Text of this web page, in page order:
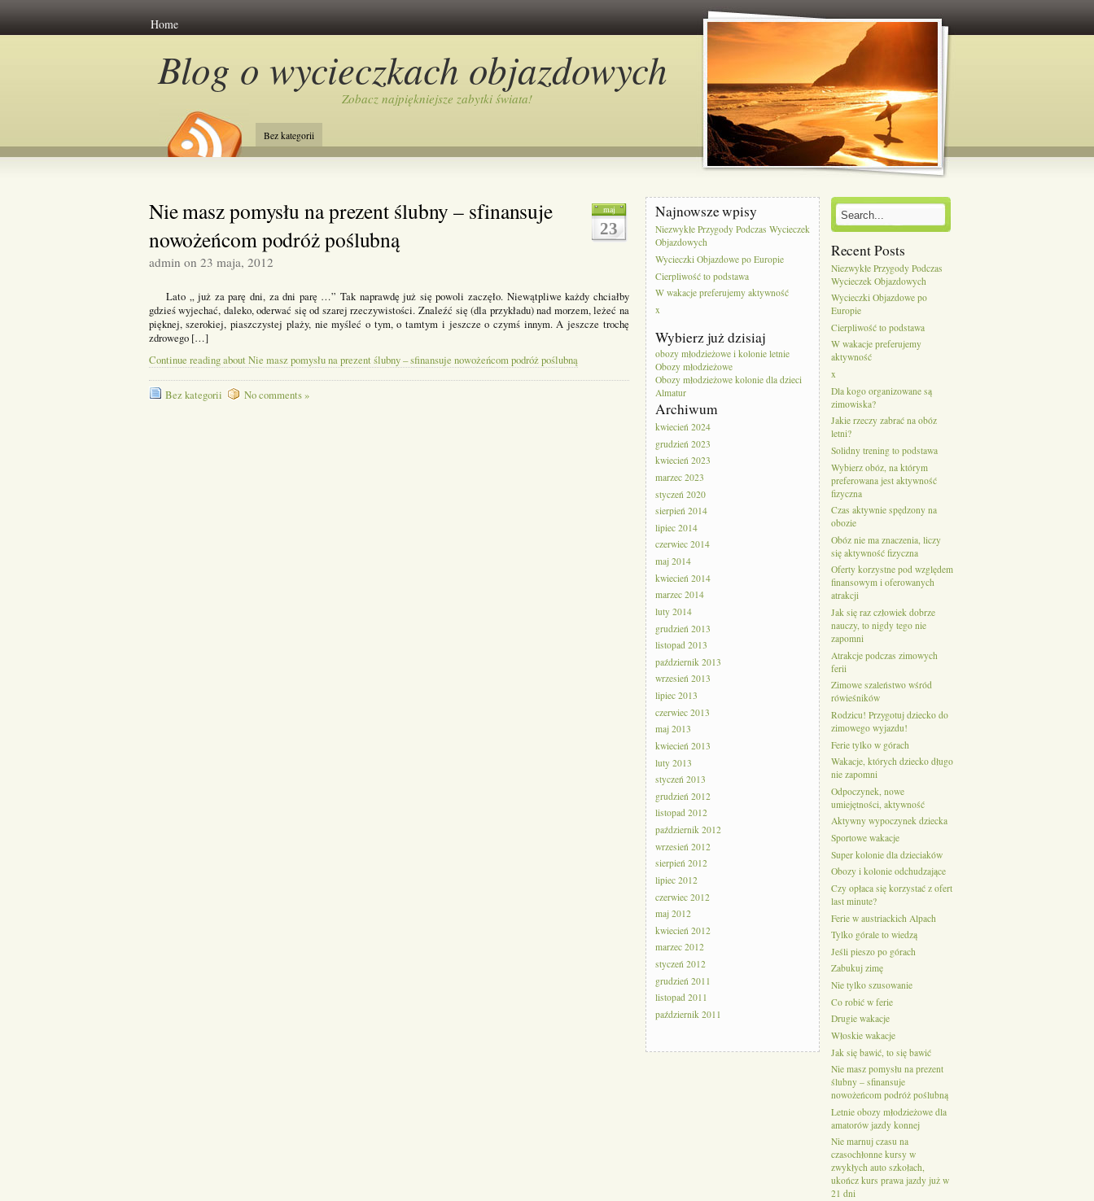
Home
Blog o wycieczkach objazdowych
Zobacz najpiękniejsze zabytki świata!
Bez kategorii
maj
23
Nie masz pomysłu na prezent ślubny – sfinansuje
nowożeńcom podróż poślubną
admin on 23 maja, 2012
Lato „ już za parę dni, za dni parę …” Tak naprawdę już się powoli zaczęło. Niewątpliwe każdy chciałby
gdzieś wyjechać, daleko, oderwać się od szarej rzeczywistości. Znaleźć się (dla przykładu) nad morzem, leżeć na
pięknej, szerokiej, piaszczystej plaży, nie myśleć o tym, o tamtym i jeszcze o czymś innym. A jeszcze trochę
zdrowego […]
Continue reading about Nie masz pomysłu na prezent ślubny – sfinansuje nowożeńcom podróż poślubną
Bez kategorii No comments »
Najnowsze wpisy
Niezwykłe Przygody Podczas Wycieczek
Objazdowych
Wycieczki Objazdowe po Europie
Cierpliwość to podstawa
W wakacje preferujemy aktywność
x
Wybierz już dzisiaj
obozy młodzieżowe i kolonie letnie
Obozy młodzieżowe
Obozy młodzieżowe kolonie dla dzieci
Almatur
Archiwum
kwiecień 2024
grudzień 2023
kwiecień 2023
marzec 2023
styczeń 2020
sierpień 2014
lipiec 2014
czerwiec 2014
maj 2014
kwiecień 2014
marzec 2014
luty 2014
grudzień 2013
listopad 2013
październik 2013
wrzesień 2013
lipiec 2013
czerwiec 2013
maj 2013
kwiecień 2013
luty 2013
styczeń 2013
grudzień 2012
listopad 2012
październik 2012
wrzesień 2012
sierpień 2012
lipiec 2012
czerwiec 2012
maj 2012
kwiecień 2012
marzec 2012
styczeń 2012
grudzień 2011
listopad 2011
październik 2011
Recent Posts
Niezwykłe Przygody Podczas
Wycieczek Objazdowych
Wycieczki Objazdowe po
Europie
Cierpliwość to podstawa
W wakacje preferujemy
aktywność
x
Dla kogo organizowane są
zimowiska?
Jakie rzeczy zabrać na obóz
letni?
Solidny trening to podstawa
Wybierz obóz, na którym
preferowana jest aktywność
fizyczna
Czas aktywnie spędzony na
obozie
Obóz nie ma znaczenia, liczy
się aktywność fizyczna
Oferty korzystne pod względem
finansowym i oferowanych
atrakcji
Jak się raz człowiek dobrze
nauczy, to nigdy tego nie
zapomni
Atrakcje podczas zimowych
ferii
Zimowe szaleństwo wśród
rówieśników
Rodzicu! Przygotuj dziecko do
zimowego wyjazdu!
Ferie tylko w górach
Wakacje, których dziecko długo
nie zapomni
Odpoczynek, nowe
umiejętności, aktywność
Aktywny wypoczynek dziecka
Sportowe wakacje
Super kolonie dla dzieciaków
Obozy i kolonie odchudzające
Czy opłaca się korzystać z ofert
last minute?
Ferie w austriackich Alpach
Tylko górale to wiedzą
Jeśli pieszo po górach
Zabukuj zimę
Nie tylko szusowanie
Co robić w ferie
Drugie wakacje
Włoskie wakacje
Jak się bawić, to się bawić
Nie masz pomysłu na prezent
ślubny – sfinansuje
nowożeńcom podróż poślubną
Letnie obozy młodzieżowe dla
amatorów jazdy konnej
Nie marnuj czasu na
czasochłonne kursy w
zwykłych auto szkołach,
ukończ kurs prawa jazdy już w
21 dni